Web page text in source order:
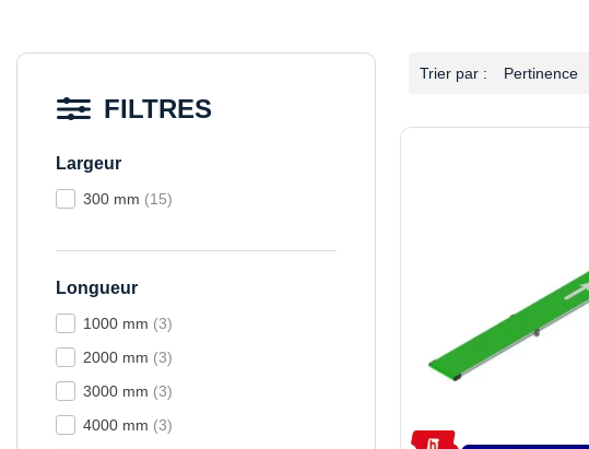
FILTRES
Largeur
300 mm (15)
Longueur
1000 mm (3)
2000 mm (3)
3000 mm (3)
4000 mm (3)
Trier par : Pertinence